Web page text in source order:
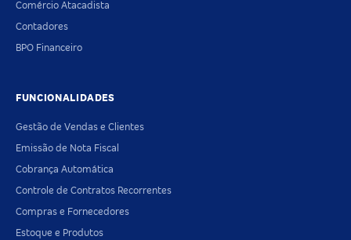
Comércio Atacadista
Contadores
BPO Financeiro
FUNCIONALIDADES
Gestão de Vendas e Clientes
Emissão de Nota Fiscal
Cobrança Automática
Controle de Contratos Recorrentes
Compras e Fornecedores
Estoque e Produtos